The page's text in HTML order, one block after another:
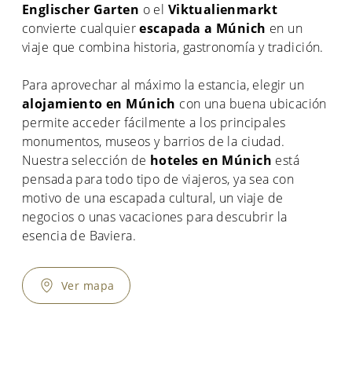
Englischer Garten o el Viktualienmarkt
convierte cualquierescapada a Múnich en un
viaje que combina historia, gastronomía y tradición.
Para aprovechar al máximo la estancia, elegir un
alojamiento en Múnich con una buena ubicación
permite acceder fácilmente a los principales
monumentos, museos y barrios de la ciudad.
Nuestra selección de hoteles en Múnich está
pensada para todo tipo de viajeros, ya sea con
motivo de una escapada cultural, un viaje de
negocios o unas vacaciones para descubrir la
esencia de Baviera.
Ver mapa